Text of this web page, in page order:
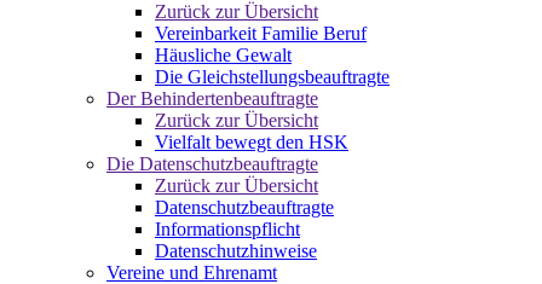
Zurück zur Übersicht
Vereinbarkeit Familie Beruf
Häusliche Gewalt
Die Gleichstellungsbeauftragte
Der Behindertenbeauftragte
Zurück zur Übersicht
Vielfalt bewegt den HSK
Die Datenschutzbeauftragte
Zurück zur Übersicht
Datenschutzbeauftragte
Informationspflicht
Datenschutzhinweise
Vereine und Ehrenamt